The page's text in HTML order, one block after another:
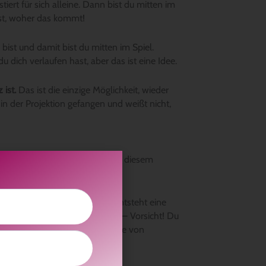
für sich alleine. Dann bist du mitten im
woher das kommt!
bist und damit bist du mitten im Spiel.
dich verlaufen hast, aber das ist eine Idee.
ist. Das ist die einzige Möglichkeit, wieder
der Projektion gefangen und weißt nicht,
Hör auf zu denken! In diesem
wenn du ihn loslässt, dann entsteht eine
BIN konzentrieren solltest – Vorsicht! Du
– taucht etwas für Bruchteile von